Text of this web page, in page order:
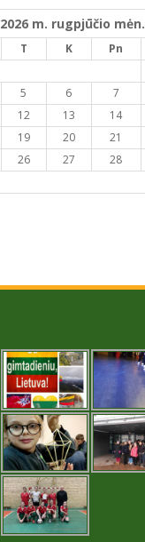
2026 m. rugpjūčio mėn.
T K Pn
5 6 7
12 13 14
19 20 21
26 27 28